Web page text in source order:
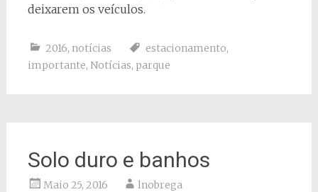
deixarem os veículos.
2016, notícias estacionamento,
importante, Notícias, parque
Solo duro e banhos
Maio 25, 2016 lnobrega